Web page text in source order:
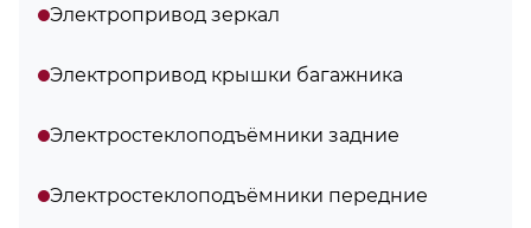
Электропривод зеркал
Электропривод крышки багажника
Электростеклоподъёмники задние
Электростеклоподъёмники передние